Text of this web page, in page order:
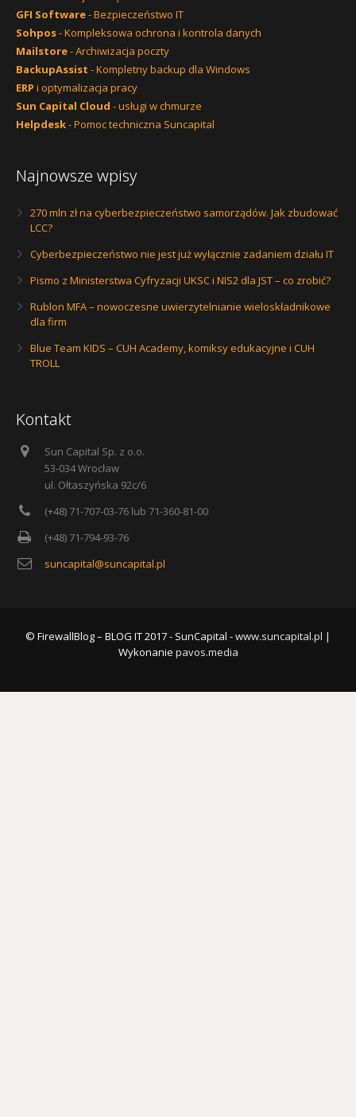
GFI Software- Bezpieczeństwo IT
Sohpos- Kompleksowa ochrona i kontrola danych
Mailstore- Archiwizacja poczty
BackupAssist - Kompletny backup dla Windows
ERP i optymalizacja pracy
Sun Capital Cloud - usługi w chmurze
Helpdesk- Pomoc techniczna Suncapital
Najnowsze wpisy
270 mln zł na cyberbezpieczeństwo samorządów. Jak zbudować
LCC?
Cyberbezpieczeństwo nie jest już wyłącznie zadaniem działu IT
Pismo z Ministerstwa Cyfryzacji UKSC i NIS2 dla JST – co zrobić?
Rublon MFA – nowoczesne uwierzytelnianie wieloskładnikowe
dla firm
Blue Team KIDS – CUH Academy, komiksy edukacyjne i CUH
TROLL
Kontakt
Sun Capital Sp. z o.o.
53-034 Wrocław
ul. Ołtaszyńska 92c/6
(+48) 71-707-03-76 lub 71-360-81-00
(+48) 71-794-93-76
suncapital@suncapital.pl
© FirewallBlog – BLOG IT 2017 - SunCapital -www.suncapital.pl |
Wykonanie pavos.media